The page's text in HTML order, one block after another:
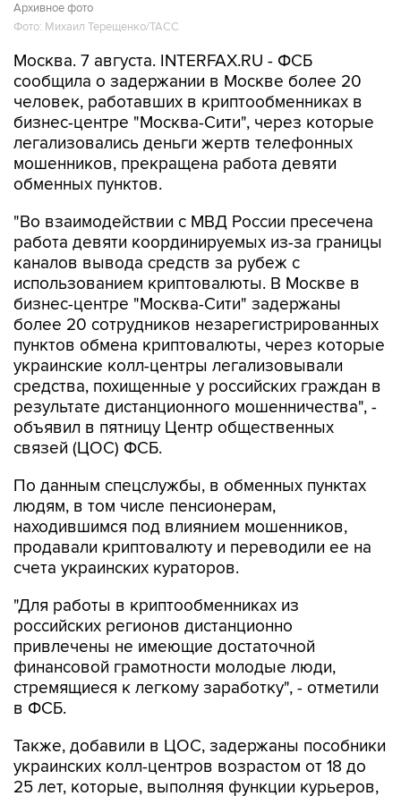
Архивное фото
Фото: Михаил Терещенко/ТАСС
Москва. 7 августа. INTERFAX.RU - ФСБ
сообщила о задержании в Москве более 20
человек, работавших в криптообменниках в
бизнес-центре "Москва-Сити", через которые
легализовались деньги жертв телефонных
мошенников, прекращена работа девяти
обменных пунктов.
"Во взаимодействии с МВД России пресечена
работа девяти координируемых из-за границы
каналов вывода средств за рубеж с
использованием криптовалюты. В Москве в
бизнес-центре "Москва-Сити" задержаны
более 20 сотрудников незарегистрированных
пунктов обмена криптовалюты, через которые
украинские колл-центры легализовывали
средства, похищенные у российских граждан в
результате дистанционного мошенничества", -
объявил в пятницу Центр общественных
связей (ЦОС) ФСБ.
По данным спецслужбы, в обменных пунктах
людям, в том числе пенсионерам,
находившимся под влиянием мошенников,
продавали криптовалюту и переводили ее на
счета украинских кураторов.
"Для работы в криптообменниках из
российских регионов дистанционно
привлечены не имеющие достаточной
финансовой грамотности молодые люди,
стремящиеся к легкому заработку", - отметили
в ФСБ.
Также, добавили в ЦОС, задержаны пособники
украинских колл-центров возрастом от 18 до
25 лет, которые, выполняя функции курьеров,